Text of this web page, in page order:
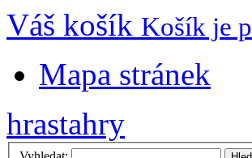
Váš košík Košík je
Mapa stránek
hrastahry